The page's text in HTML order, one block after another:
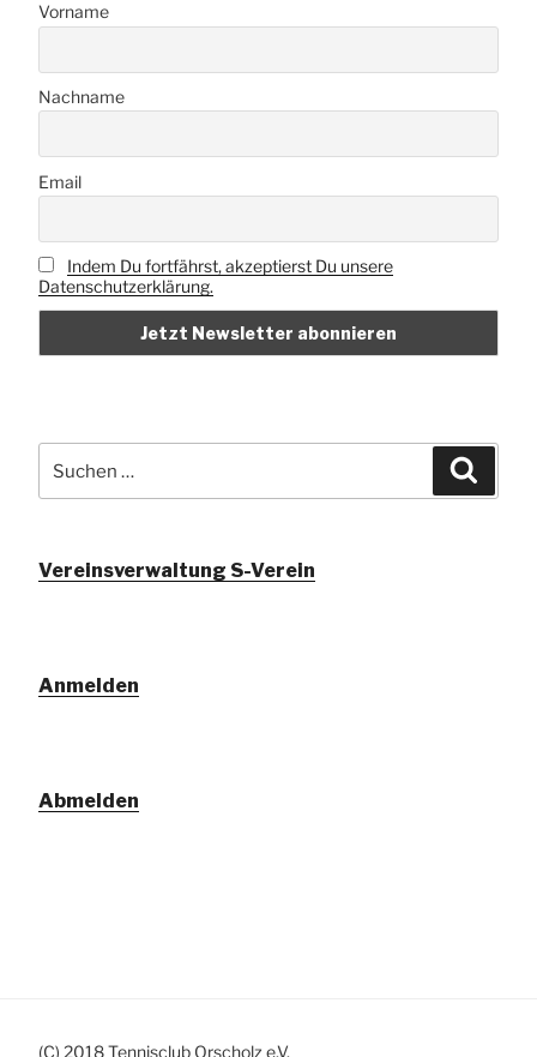
Vorname
Nachname
Email
Indem Du fortfährst, akzeptierst Du unsere
Datenschutzerklärung.
nach:
Vereinsverwaltung S-Verein
Anmelden
Abmelden
(C) 2018 Tennisclub Orscholz e.V.